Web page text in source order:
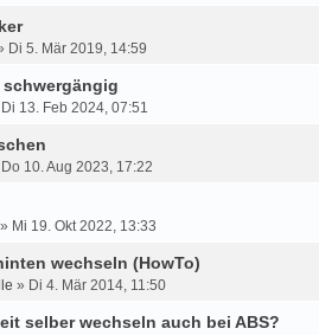
Di 5. Mär 2019, 14:59
Di 13. Feb 2024, 07:51
Do 10. Aug 2023, 17:22
» Mi 19. Okt 2022, 13:33
wechseln (HowTo)
» Di 4. Mär 2014, 11:50
selber wechseln auch bei ABS?